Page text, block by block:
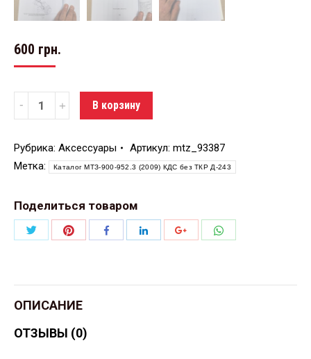
600 грн.
Количество В корзину
Рубрика: Аксессуары Артикул: mtz_93387
Метка:
Каталог МТЗ-900-952.3 (2009) КДС без ТКР Д-243
Поделиться товаром
ПоделитьсяПоделитьсяПоделитьсяПоделитьсяПоделиться
ОПИСАНИЕ
ОТЗЫВЫ (0)